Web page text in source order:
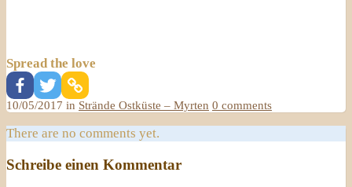
Spread the love
10/05/2017 in Strände Ostküste – Myrten 0 comments
There are no comments yet.
Schreibe einen Kommentar